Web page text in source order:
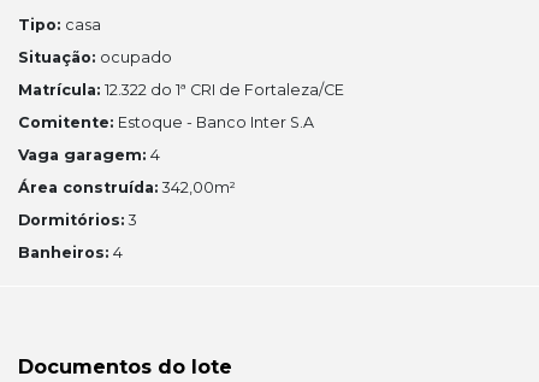
Tipo: casa
Situação: ocupado
Matrícula: 12.322 do 1ª CRI de Fortaleza/CE
Comitente: Estoque - Banco Inter S.A
Vaga garagem: 4
Área construída:342,00m²
Dormitórios:3
Banheiros: 4
Documentos do lote